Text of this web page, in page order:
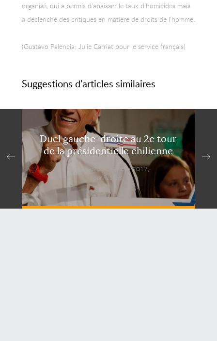
organisé, qui a permis d’abaisser le taux d’homicides mais
a déclenché des critiques en matière de droits de l’homme.
(Gustavo Palencia; Julie Carriat pour le service français)
Suggestions d'articles similaires
Duel gauche-droite au 2e tour
de la présidentielle chilienne
Publié le 20 novembre 2017,
par Reuters.